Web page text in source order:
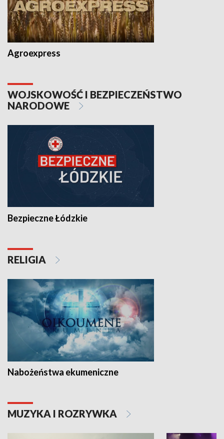
Agroexpress
WOJSKOWOŚĆ I BEZPIECZEŃSTWO
NARODOWE
Bezpieczne Łódzkie
RELIGIA
Nabożeństwa ekumeniczne
MUZYKA I ROZRYWKA